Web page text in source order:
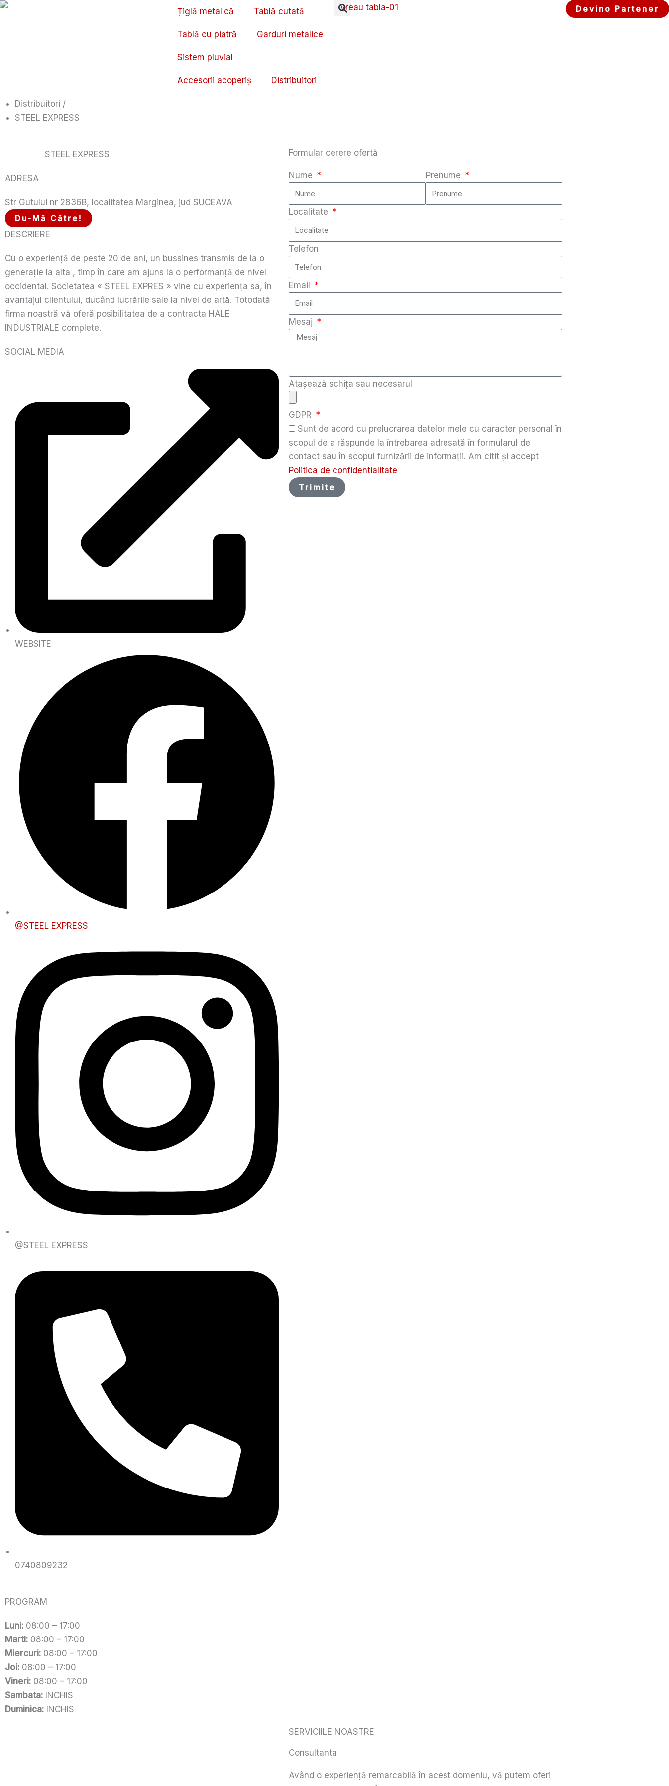
Skip
Țiglă metalică Tablă cutată
Tablă cu piatră Garduri metalice
Sistem pluvial
Accesorii acoperiș Distribuitori
Devino Partener
Distribuitori /
STEEL EXPRESS
STEEL EXPRESS
ADRESA
Str Gutului nr 2836B, localitatea Marginea, jud SUCEAVA
Du-Mă Către!
DESCRIERE
Cu o experiență de peste 20 de ani, un bussines transmis de la o
generație la alta , timp în care am ajuns la o performanță de nivel
occidental. Societatea « STEEL EXPRES » vine cu experiența sa, în
avantajul clientului, ducând lucrările sale la nivel de artă. Totodată
firma noastră vă oferă posibilitatea de a contracta HALE
INDUSTRIALE complete.
SOCIAL MEDIA
WEBSITE
@STEEL EXPRESS
@STEEL EXPRESS
0740809232
PROGRAM
Luni: 08:00 – 17:00
Marti: 08:00 – 17:00
Miercuri: 08:00 – 17:00
Joi: 08:00 – 17:00
Vineri: 08:00 – 17:00
Sambata: INCHIS
Duminica: INCHIS
Formular cerere ofertă
Nume Prenume
Localitate
Telefon
Email
Mesaj
Atașează schița sau necesarul
GDPR
Sunt de acord cu prelucrarea datelor mele cu caracter personal în
scopul de a răspunde la întrebarea adresată în formularul de
contact sau în scopul furnizării de informații. Am citit și accept
Politica de confidentialitate
Trimite
SERVICIILE NOASTRE
Consultanta
Având o experiență remarcabilă în acest domeniu, vă putem oferi